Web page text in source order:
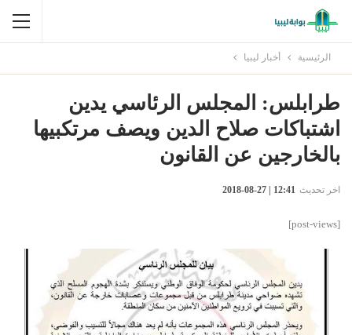
الرئيسية أخبار ليبيا
طرابلس: المجلس الرئاسي يدين
اشتباكات صلاح الدين ويصف مرتكبيها
بالخارجين عن القانون
اخر تحديث 12:41 | 27-08-2018
[post-views]